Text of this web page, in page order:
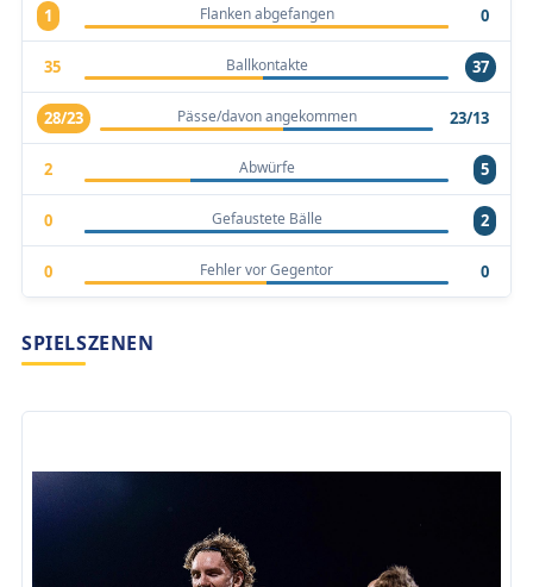
1 Flanken abgefangen 0
35 Ballkontakte 37
28/23 Pässe/davon angekommen 23/13
2 Abwürfe 5
0 Gefaustete Bälle 2
0 Fehler vor Gegentor 0
SPIELSZENEN